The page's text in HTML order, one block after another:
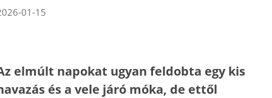
01-15
elmúlt napokat ugyan feldobta egy kis
és a vele járó móka, de ettől